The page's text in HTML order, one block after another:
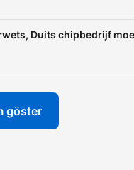
Duits chipbedrijf
göster